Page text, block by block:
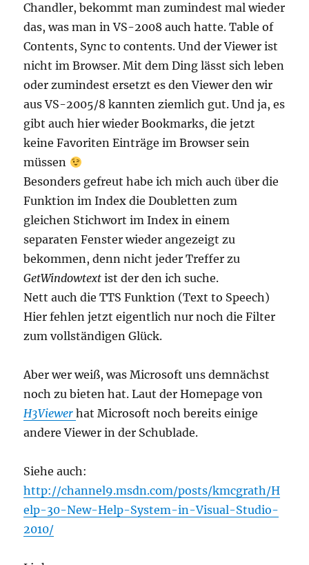
Chandler, bekommt man zumindest mal wieder
das, was man in VS-2008 auch hatte. Table of
Contents, Sync to contents. Und der Viewer ist
nicht im Browser. Mit dem Ding lässt sich leben
oder zumindest ersetzt es den Viewer den wir
aus VS-2005/8 kannten ziemlich gut. Und ja, es
gibt auch hier wieder Bookmarks, die jetzt
keine Favoriten Einträge im Browser sein
müssen
Besonders gefreut habe ich mich auch über die
Funktion im Index die Doubletten zum
gleichen Stichwort im Index in einem
separaten Fenster wieder angezeigt zu
bekommen, denn nicht jeder Treffer zu
GetWindowtextist der den ich suche.
Nett auch die TTS Funktion (Text to Speech)
Hier fehlen jetzt eigentlich nur noch die Filter
zum vollständigen Glück.
Aber wer weiß, was Microsoft uns demnächst
noch zu bieten hat. Laut der Homepage von
H3Viewerhat Microsoft noch bereits einige
andere Viewer in der Schublade.
Siehe auch:
http://channel9.msdn.com/posts/kmcgrath/H
elp-30-New-Help-System-in-Visual-Studio-
2010/